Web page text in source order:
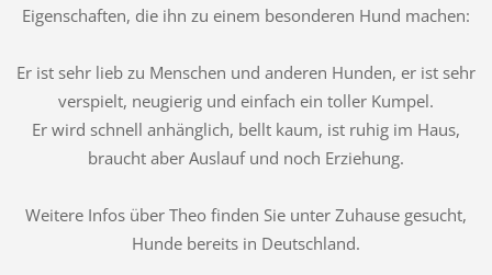
Eigenschaften, die ihn zu einem besonderen Hund machen:
Er ist sehr lieb zu Menschen und anderen Hunden, er ist sehr
verspielt, neugierig und einfach ein toller Kumpel.
Er wird schnell anhänglich, bellt kaum, ist ruhig im Haus,
braucht aber Auslauf und noch Erziehung.
Weitere Infos über Theo finden Sie unter Zuhause gesucht,
Hunde bereits in Deutschland.